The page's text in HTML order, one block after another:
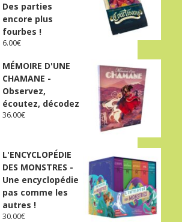
Des parties
encore plus
fourbes !
6.00€
MÉMOIRE D'UNE
CHAMANE -
Observez,
écoutez, décodez
36.00€
L'ENCYCLOPÉDIE
DES MONSTRES -
Une encyclopédie
pas comme les
autres !
30.00€